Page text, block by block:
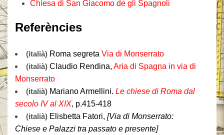
Chiesa di San Giacomo de gli Spagnoli
Referències
(italià) Roma segreta Via di Monserrato
(italià) Claudio Rendina, Aria di Spagna in via di
Monserrato
(italià) Mariano Armellini. Le chiese di Roma dal
secolo IV al XIX, p.415-418
(italià) Elisbetta Fatori, [Via di Monserrato:
Chiese e Palazzi tra passato e presente]